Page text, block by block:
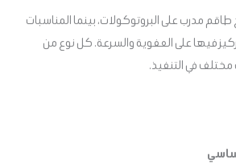
طاقم مدرب على البروتوكولات، بينما المناسبات
فيها على العفوية والسرعة. كل نوع من
في التنفيذ.